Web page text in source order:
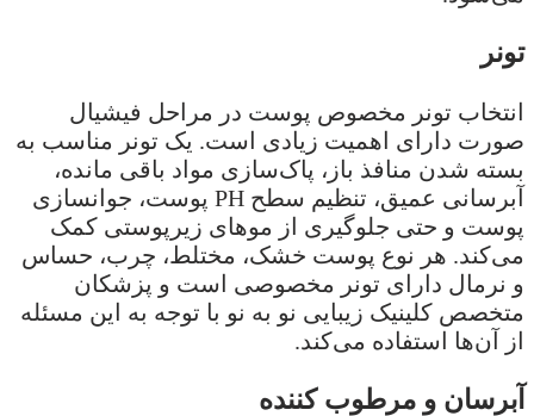
تونر
انتخاب تونر مخصوص پوست در مراحل فیشیال
صورت دارای اهمیت زیادی است. یک تونر مناسب به
بسته شدن منافذ باز، پاک‌سازی مواد باقی مانده،
آبرسانی عمیق، تنظیم سطح PH پوست، جوانسازی
پوست و حتی جلوگیری از موهای زیرپوستی کمک
می‌کند. هر نوع پوست خشک، مختلط، چرب، حساس
و نرمال دارای تونر مخصوصی است و پزشکان
متخصص کلینیک زیبایی نو به نو با توجه به این مسئله
از آن‌ها استفاده می‌کند.
آبرسان و مرطوب کننده